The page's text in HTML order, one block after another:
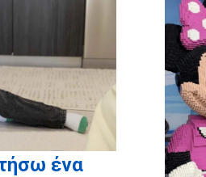
για τη χορηγία όλων των
άλμπουμ των παιδιών
ένα